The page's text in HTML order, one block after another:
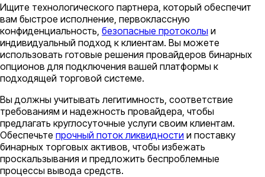
Ищите технологического партнера, который обеспечит
вам быстрое исполнение, первоклассную
конфиденциальность, безопасные протоколы и
индивидуальный подход к клиентам. Вы можете
использовать готовые решения провайдеров бинарных
опционов для подключения вашей платформы к
подходящей торговой системе.
Вы должны учитывать легитимность, соответствие
требованиям и надежность провайдера, чтобы
предлагать круглосуточные услуги своим клиентам.
Обеспечьте прочный поток ликвидности и поставку
бинарных торговых активов, чтобы избежать
проскальзывания и предложить беспроблемные
процессы вывода средств.